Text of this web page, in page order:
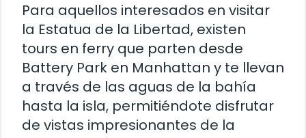
Para aquellos interesados en visitar
la Estatua de la Libertad, existen
tours en ferry que parten desde
Battery Park en Manhattan y te llevan
a través de las aguas de la bahía
hasta la isla, permitiéndote disfrutar
de vistas impresionantes de la